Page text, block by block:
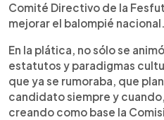
Comité Directivo de la
mejorar el balompié nacional.
En la plática, no sólo se
estatutos y paradigmas
que ya se rumoraba, que
candidato siempre y
creando como base la